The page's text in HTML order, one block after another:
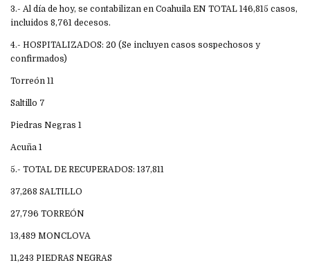
3.- Al día de hoy, se contabilizan en Coahuila EN TOTAL 146,815 casos,
incluidos 8,761 decesos.
4.- HOSPITALIZADOS: 20 (Se incluyen casos sospechosos y
confirmados)
Torreón 11
Saltillo 7
Piedras Negras 1
Acuña 1
5.- TOTAL DE RECUPERADOS: 137,811
37,268 SALTILLO
27,796 TORREÓN
13,489 MONCLOVA
11,243 PIEDRAS NEGRAS